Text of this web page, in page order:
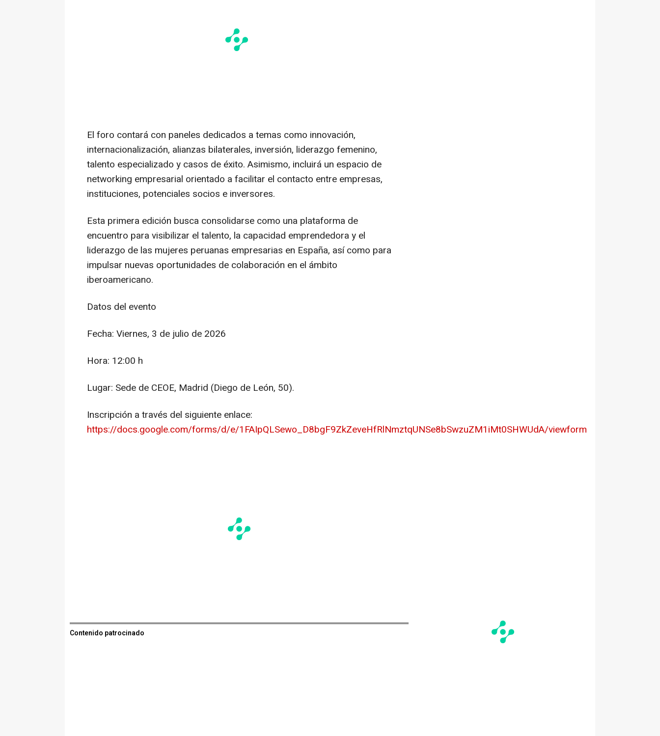
El foro contará con paneles dedicados a temas como innovación,
internacionalización, alianzas bilaterales, inversión, liderazgo femenino,
talento especializado y casos de éxito. Asimismo, incluirá un espacio de
networking empresarial orientado a facilitar el contacto entre empresas,
instituciones, potenciales socios e inversores.
Esta primera edición busca consolidarse como una plataforma de
encuentro para visibilizar el talento, la capacidad emprendedora y el
liderazgo de las mujeres peruanas empresarias en España, así como para
impulsar nuevas oportunidades de colaboración en el ámbito
iberoamericano.
Datos del evento
Fecha: Viernes, 3 de julio de 2026
Hora: 12:00 h
Lugar: Sede de CEOE, Madrid (Diego de León, 50).
Inscripción a través del siguiente enlace:
https://docs.google.com/forms/d/e/1FAIpQLSewo_D8bgF9ZkZeveHfRlNmztqUNSe8bSwzuZM1iMt0SHWUdA/viewform
Contenido patrocinado